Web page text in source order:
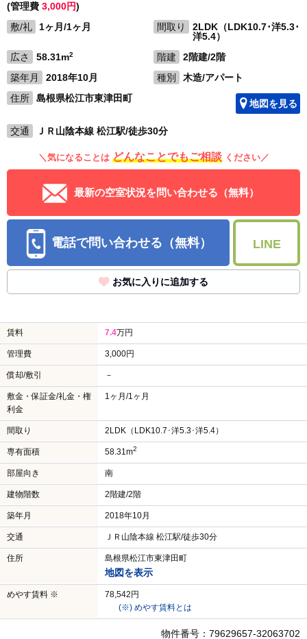
(管理費 3,000円)
敷/礼
1ヶ月/1ヶ月 間取り
2LDK（LDK10.7･洋5.3･
洋5.4）
広さ
58.31m2 階建
2階建/2階
築年月
2018年10月 種別
木造/アパート
住所
島根県松江市東津田町 地図を見る
交通 ＪＲ山陰本線 松江駅/徒歩30分
＼気になることは どんなことでもご相談 ください／
最新の空室状況を問い合わせる（無料）
電話で問い合わせる（無料） LINE
お気に入りに追加する
賃料 7.4万円
管理費 3,000円
償却/敷引 －
敷金・保証金/礼金・権
利金
1ヶ月/1ヶ月
間取り 2LDK（LDK10.7･洋5.3･洋5.4）
専有面積 58.31m2
部屋向き 南
建物階数 2階建/2階
築年月 2018年10月
交通 ＪＲ山陰本線 松江駅/徒歩30分
住所 島根県松江市東津田町
地図を表示
めやす賃料 ※
78,542円
(※) めやす賃料とは
物件番号：79629657-32063702